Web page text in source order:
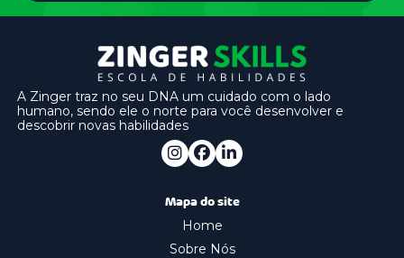
A Zinger traz no seu DNA um cuidado com o lado
humano, sendo ele o norte para você desenvolver e
descobrir novas habilidades
Mapa do site
Home
Sobre Nós